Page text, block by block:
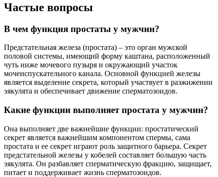
Частые вопросы
В чем функция простаты у мужчин?
Предстательная железа (простата) – это орган мужской
половой системы, имеющий форму каштана, расположенный
чуть ниже мочевого пузыря и окружающий участок
мочеиспускательного канала. Основной функцией железы
является выделение секрета, который участвует в разжижении
эякулята и обеспечивает движение сперматозоидов.
Какие функции выполняет простата у мужчин?
Она выполняет две важнейшие функции: простатический
секрет является важнейшим компонентом спермы, сама
простата и ее секрет играют роль защитного барьера. Секрет
предстательной железы у кобелей составляет большую часть
эякулята. Он разбавляет сперматическую фракцию, защищает,
питает и поддерживает жизнь сперматозоидов.